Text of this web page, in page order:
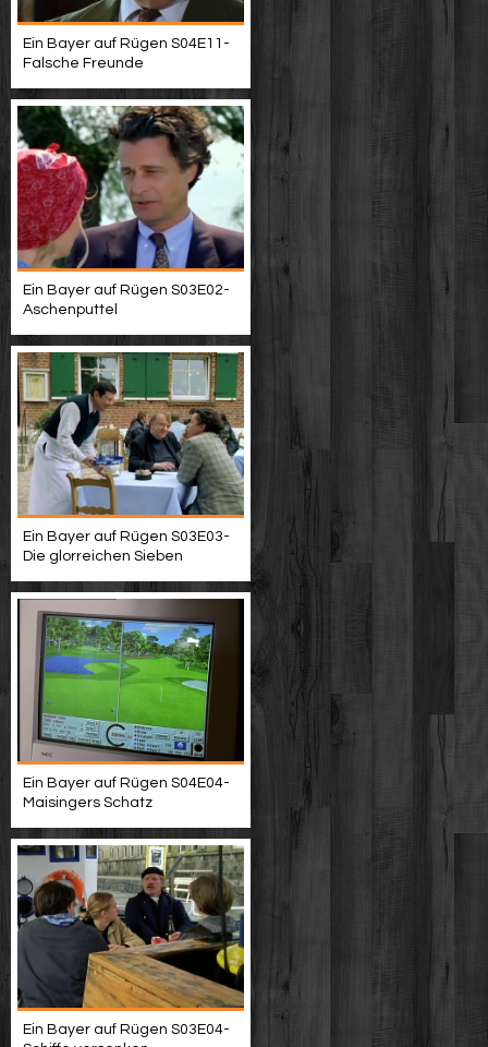
Ein Bayer auf Rügen S04E11-
Falsche Freunde
Ein Bayer auf Rügen S03E02-
Aschenputtel
Ein Bayer auf Rügen S03E03-
Die glorreichen Sieben
Ein Bayer auf Rügen S04E04-
Maisingers Schatz
Ein Bayer auf Rügen S03E04-